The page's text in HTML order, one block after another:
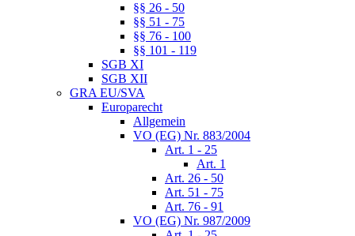
§§ 26 - 50
§§ 51 - 75
§§ 76 - 100
§§ 101 - 119
SGB XI
SGB XII
GRA EU/SVA
Europarecht
Allgemein
VO (EG) Nr. 883/2004
Art. 1 - 25
Art. 1
Art. 26 - 50
Art. 51 - 75
Art. 76 - 91
VO (EG) Nr. 987/2009